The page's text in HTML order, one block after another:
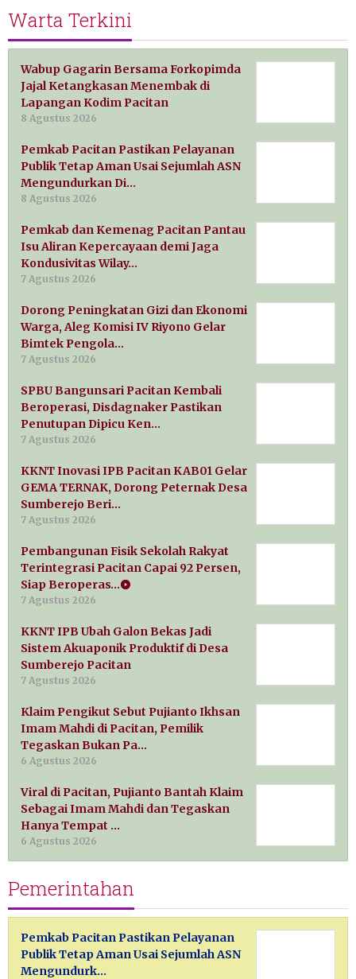
Warta Terkini
Wabup Gagarin Bersama Forkopimda
Jajal Ketangkasan Menembak di
Lapangan Kodim Pacitan
8 Agustus 2026
Pemkab Pacitan Pastikan Pelayanan
Publik Tetap Aman Usai Sejumlah ASN
Mengundurkan Di…
8 Agustus 2026
Pemkab dan Kemenag Pacitan Pantau
Isu Aliran Kepercayaan demi Jaga
Kondusivitas Wilay…
7 Agustus 2026
Dorong Peningkatan Gizi dan Ekonomi
Warga, Aleg Komisi IV Riyono Gelar
Bimtek Pengola…
7 Agustus 2026
SPBU Bangunsari Pacitan Kembali
Beroperasi, Disdagnaker Pastikan
Penutupan Dipicu Ken…
7 Agustus 2026
KKNT Inovasi IPB Pacitan KAB01 Gelar
GEMA TERNAK, Dorong Peternak Desa
Sumberejo Beri…
7 Agustus 2026
Pembangunan Fisik Sekolah Rakyat
Terintegrasi Pacitan Capai 92 Persen,
Siap Beroperas…
7 Agustus 2026
KKNT IPB Ubah Galon Bekas Jadi
Sistem Akuaponik Produktif di Desa
Sumberejo Pacitan
7 Agustus 2026
Klaim Pengikut Sebut Pujianto Ikhsan
Imam Mahdi di Pacitan, Pemilik
Tegaskan Bukan Pa…
6 Agustus 2026
Viral di Pacitan, Pujianto Bantah Klaim
Sebagai Imam Mahdi dan Tegaskan
Hanya Tempat …
6 Agustus 2026
Pemerintahan
Pemkab Pacitan Pastikan Pelayanan
Publik Tetap Aman Usai Sejumlah ASN
Mengundurk…